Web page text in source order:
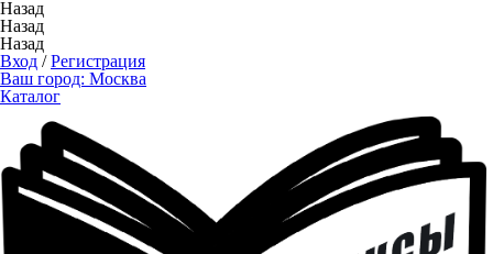
Назад
Назад
Назад
Вход /Регистрация
Ваш город: Москва
Каталог